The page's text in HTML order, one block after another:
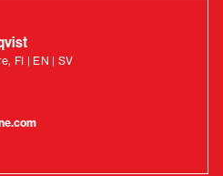
FI | EN | SV